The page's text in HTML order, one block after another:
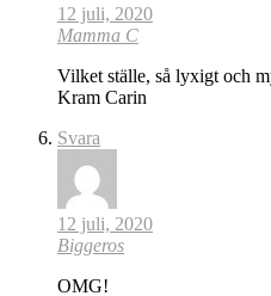
12 juli, 2020
Mamma C
Vilket ställe, så lyxigt och
Kram Carin
Svara
12 juli, 2020
Biggeros
OMG!